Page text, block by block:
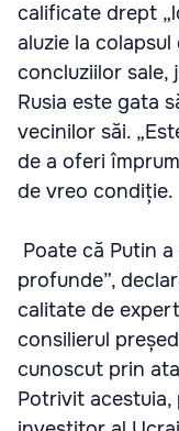
calificate drept
aluzie la
concluziilor sale,
Rusia este gata
vecinilor săi.
de a oferi
de vreo condiție.
Poate că Putin
profunde”,
calitate de
consilierul
cunoscut prin
Potrivit acestuia,